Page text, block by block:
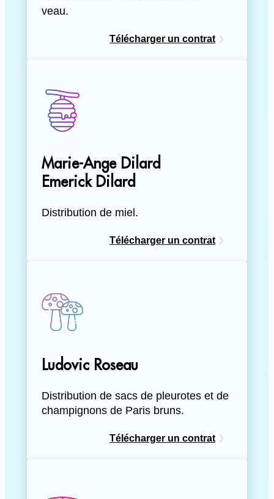
veau.
Télécharger un contrat
Marie-Ange Dilard
Emerick Dilard
Distribution de miel.
Télécharger un contrat
Ludovic Roseau
Distribution de sacs de pleurotes et de
champignons de Paris bruns.
Télécharger un contrat